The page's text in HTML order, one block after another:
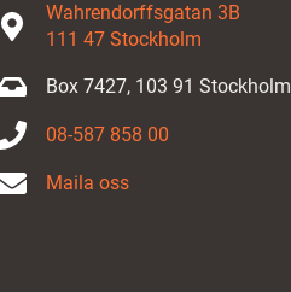
Wahrendorffsgatan 3B
111 47 Stockholm
Box 7427, 103 91 Stockholm
08-587 858 00
Maila oss